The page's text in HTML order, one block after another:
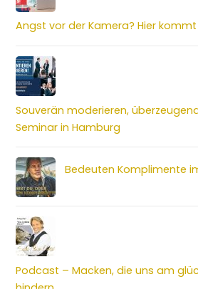
Angst vor der Kamera? Hier
Souverän moderieren,
Seminar in Hamburg
Bedeuten Komplimente
Podcast – Macken, die uns am